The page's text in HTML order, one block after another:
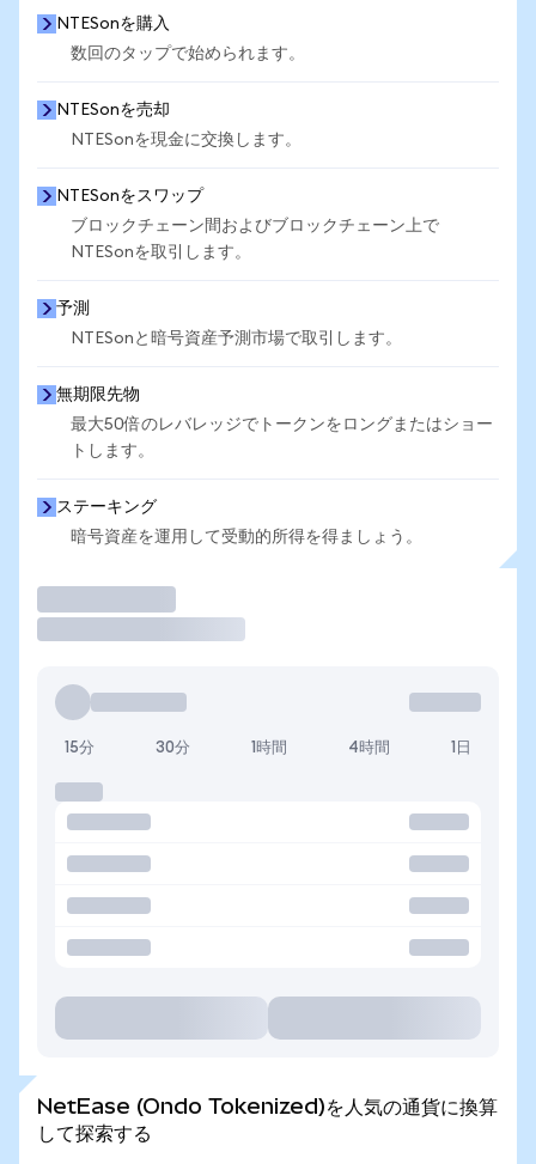
NTESonを購入
数回のタップで始められます。
NTESonを売却
NTESonを現金に交換します。
NTESonをスワップ
ブロックチェーン間およびブロックチェーン上で
NTESonを取引します。
予測
NTESonと暗号資産予測市場で取引します。
無期限先物
最大50倍のレバレッジでトークンをロングまたはショー
トします。
ステーキング
暗号資産を運用して受動的所得を得ましょう。
15分 30分 1時間 4時間 1日
NetEase (Ondo Tokenized)を人気の通貨に換算
して探索する